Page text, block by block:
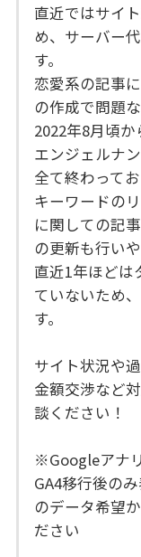
直近ではサイ
め、サーバー
す。
恋愛系の記事
の作成で問題
2022年8月頃
エンジェルナ
全て終わって
キーワードの
に関しての記
の更新も行い
直近1年ほどは
ていないため
す。
サイト状況や
金額交渉など
談ください！
※Googleアナ
GA4移行後の
のデータ希望
ださい